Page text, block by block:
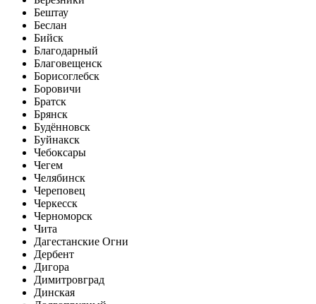
Бештау
Беслан
Бийск
Благодарный
Благовещенск
Борисоглебск
Боровичи
Братск
Брянск
Будённовск
Буйнакск
Чебоксары
Чегем
Челябинск
Череповец
Черкесск
Черноморск
Чита
Дагестанские Огни
Дербент
Дигора
Димитровград
Динская